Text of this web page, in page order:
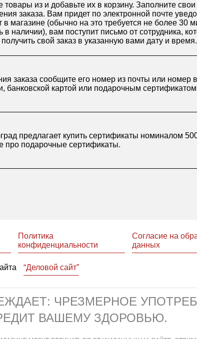
из и добавьте их в корзину. Заполните
заказа. Вам придет по электронной почте
в магазине (обычно на это требуется не более 30
в наличии), вам поступит письмо от сотрудника,
свой заказ в указанную вами дату и время.
заказа сообщите его номер из почты или номер
банковской картой или подарочным
предлагает купить сертификаты номиналом
про подарочные сертификаты.
Политика
конфиденциальности
Согласие на
данных
“Деловой сайт”
ЧРЕЗМЕРНОЕ
ВАШЕМУ ЗДОРОВЬЮ.